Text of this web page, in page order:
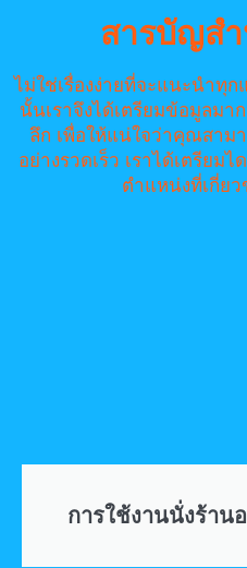
สารบัญส
ไม่ใช่เรื่องง่ายที่จะแนะนำทุ
นั้นเราจึงได้เตรียมข้อมูลม
ลึก เพื่อให้แน่ใจว่าคุณสาม
อย่างรวดเร็ว เราได้เตรียม
ตำแหน่งที่เกี่ย
การใช้งานนั่งร้าน